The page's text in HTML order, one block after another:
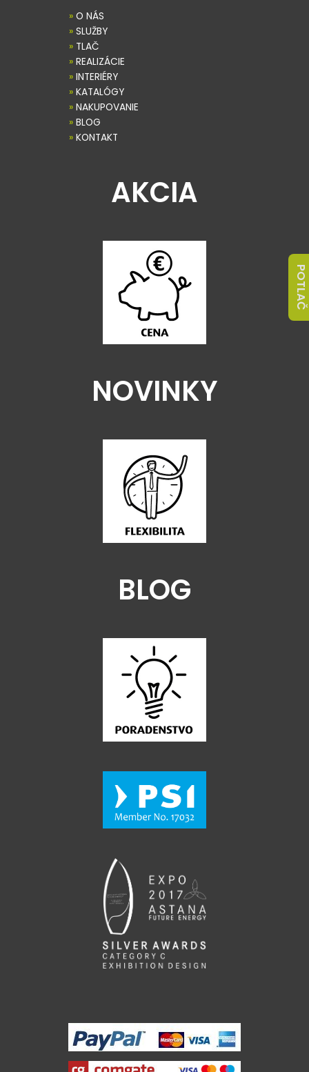
» O NÁS
» SLUŽBY
» TLAČ
» REALIZÁCIE
» INTERIÉRY
» KATALÓGY
» NAKUPOVANIE
» BLOG
» KONTAKT
AKCIA
NOVINKY
BLOG
POTLAČ